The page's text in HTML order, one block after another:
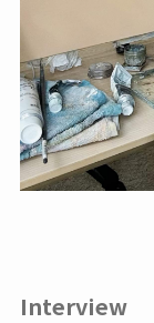
Interview